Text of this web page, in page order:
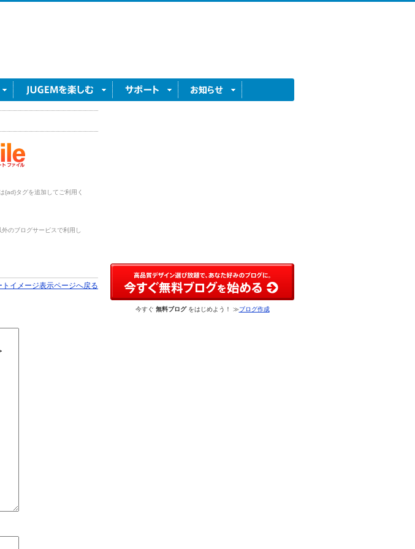
{ad}タグを追加してご利用く
のブログサービスで利用し
トイメージ表示ページへ戻る
今すぐ 無料ブログをはじめよう！ ≫ブログ作成